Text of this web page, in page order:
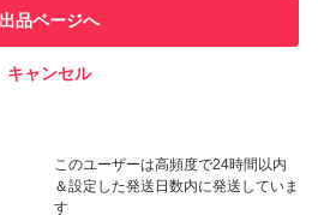
での取引実績があります
このユーザーは高頻度で24時間以内
＆設定した発送日数内に発送していま
す
出品ページへ
キャンセル